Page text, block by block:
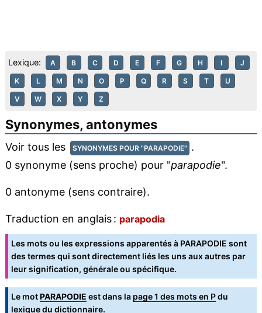
Lexique: A B C D E F G H I J
K L M N O P Q R S T U
V W X Y Z
Synonymes, antonymes
Voir tous les SYNONYMES POUR "PARAPODIE" .
0 synonyme (sens proche) pour "parapodie".
0 antonyme (sens contraire).
Traduction en anglais : parapodia
Les mots ou les expressions apparentés à PARAPODIE sont
des termes qui sont directement liés les uns aux autres par
leur signification, générale ou spécifique.
Le motPARAPODIE est dans la page 1 des mots en Pdu
lexique du dictionnaire.